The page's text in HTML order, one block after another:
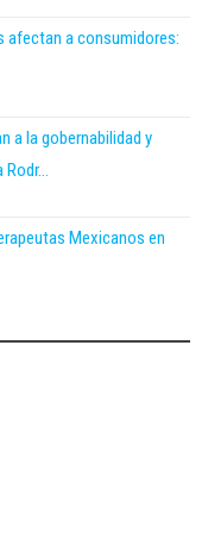
a consumidores:
a la gobernabilidad y
Mexicanos en